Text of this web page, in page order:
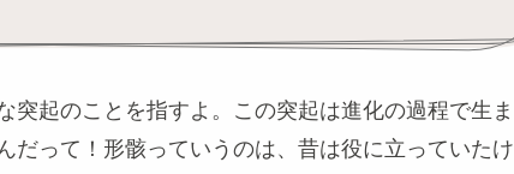
突起のことを指すよ。この突起は進化の過程で生ま
だって！形骸っていうのは、昔は役に立っていたけ